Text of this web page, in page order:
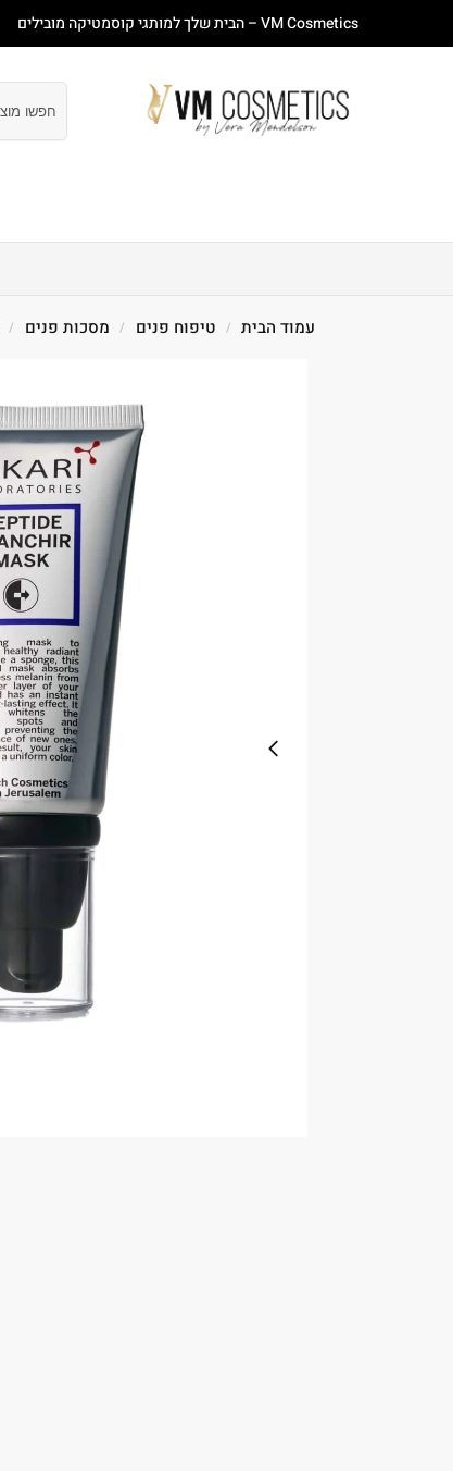
VM Cosmetics – הבית שלך למותגי קוסמטיקה מובילים
עמוד הבית / טיפוח פנים / מסכות פנים /